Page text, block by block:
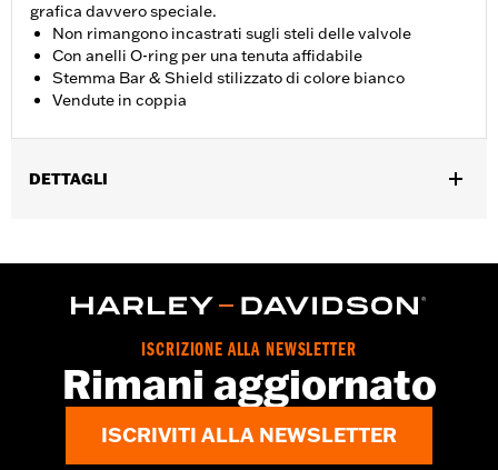
grafica davvero speciale.
Non rimangono incastrati sugli steli delle valvole
Con anelli O-ring per una tenuta affidabile
Stemma Bar & Shield stilizzato di colore bianco
Vendute in coppia
DETTAGLI
Contenuto della confezione:2 tappi per stelo della valvola ABS
for full details
ISCRIZIONE ALLA NEWSLETTER
Rimani aggiornato
ISCRIVITI ALLA NEWSLETTER